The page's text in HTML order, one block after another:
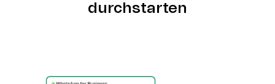
durchstarten